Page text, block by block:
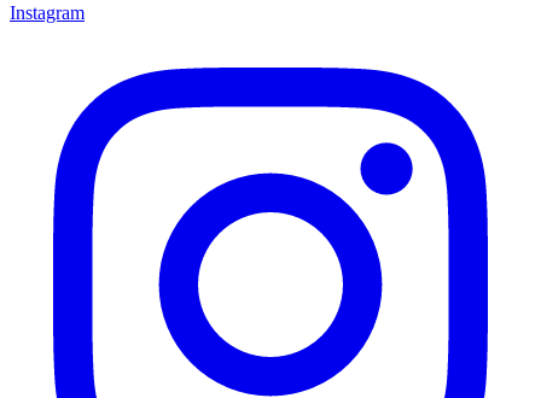
Instagram